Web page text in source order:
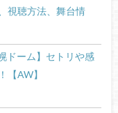
視聴方法、舞台情
ドーム】セトリや感
【AW】